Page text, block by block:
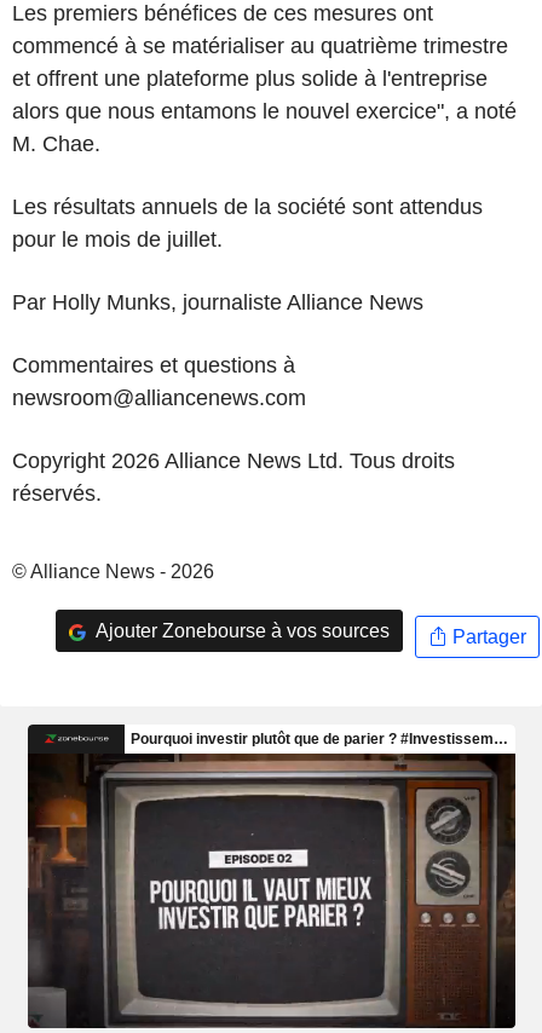
Les premiers bénéfices de ces mesures ont
commencé à se matérialiser au quatrième trimestre
et offrent une plateforme plus solide à l'entreprise
alors que nous entamons le nouvel exercice", a noté
M. Chae.
Les résultats annuels de la société sont attendus
pour le mois de juillet.
Par Holly Munks, journaliste Alliance News
Commentaires et questions à
newsroom@alliancenews.com
Copyright 2026 Alliance News Ltd. Tous droits
réservés.
© Alliance News - 2026
Ajouter Zonebourse à vos sources Partager